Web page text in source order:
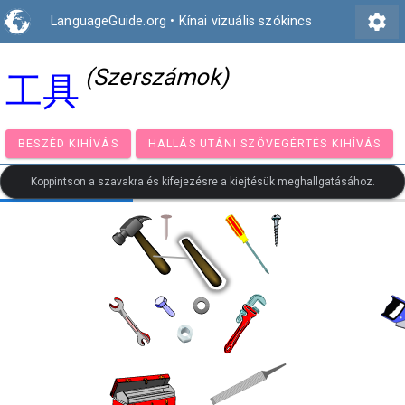
LanguageGuide.org • Kínai vizuális szókincs settings
工具 (Szerszámok)
BESZÉD KIHÍVÁS HALLÁS UTÁNI SZÖVEGÉRTÉS
Koppintson a szavakra és kifejezésre a kiejtésük meghallgatásához.